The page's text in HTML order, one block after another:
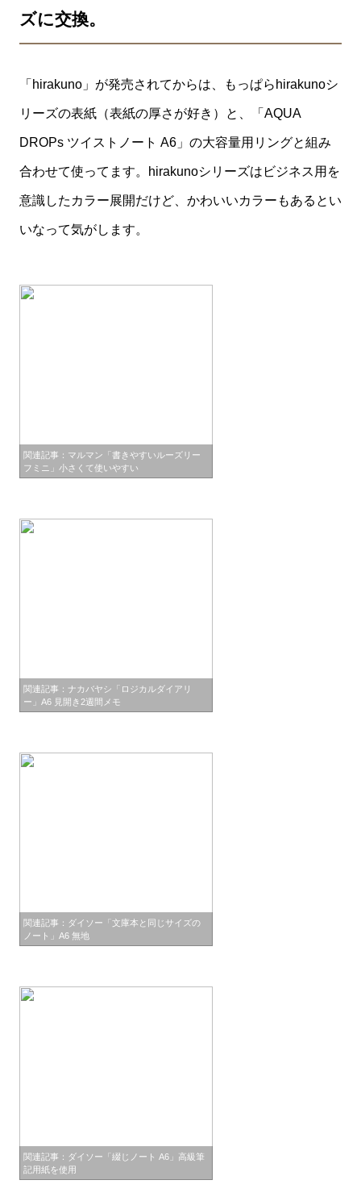
ズに交換。
「hirakuno」が発売されてからは、もっぱらhirakunoシ
リーズの表紙（表紙の厚さが好き）と、「AQUA
DROPs ツイストノート A6」の大容量用リングと組み
合わせて使ってます。hirakunoシリーズはビジネス用を
意識したカラー展開だけど、かわいいカラーもあるとい
いなって気がします。
関連記事：マルマン「書きやすいルーズリー
フミニ」小さくて使いやすい
関連記事：ナカバヤシ「ロジカルダイアリ
ー」A6 見開き2週間メモ
関連記事：ダイソー「文庫本と同じサイズの
ノート」A6 無地
関連記事：ダイソー「綴じノート A6」高級筆
記用紙を使用